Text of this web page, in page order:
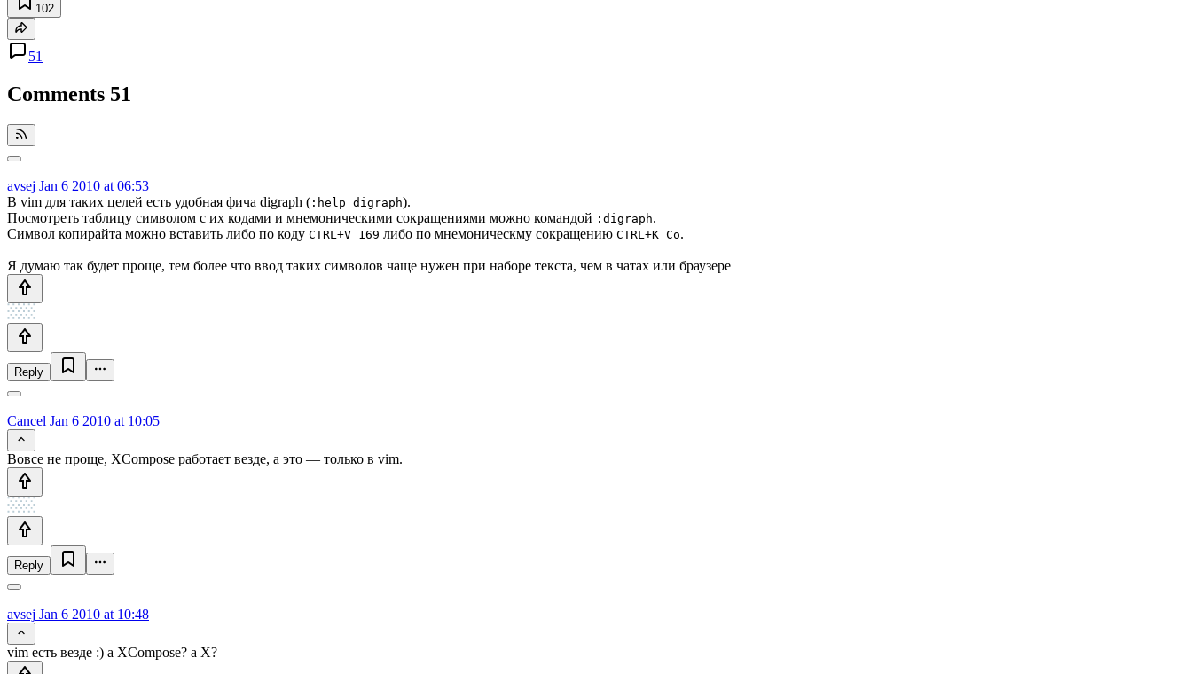
102
51
Comments 51
avsej Jan 6 2010 at 06:53
В vim для таких целей есть удобная фича digraph ( :help digraph).
Посмотреть таблицу символом с их кодами и мнемоническими сокращениями можно командой :digraph.
Символ копирайта можно вставить либо по коду CTRL+V 169 либо по мнемоническму сокращению CTRL+K Co.
Я думаю так будет проще, тем более что ввод таких символов чаще нужен при наборе текста, чем в чатах или браузере
Reply
Cancel Jan 6 2010 at 10:05
Вовсе не проще, XCompose работает везде, а это — только в vim.
Reply
avsej Jan 6 2010 at 10:48
vim есть везде :) а XCompose? а X?